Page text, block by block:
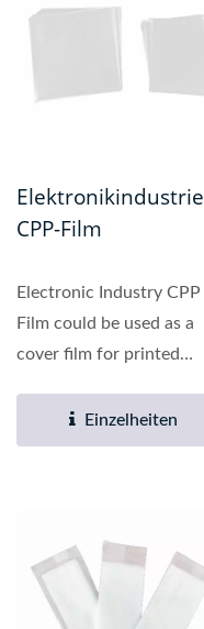
Elektronikindustrie
CPP-Film
Electronic Industry CPP
Film could be used as a
cover film for printed
Einzelheiten